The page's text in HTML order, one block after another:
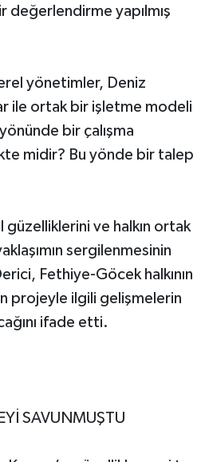
değerlendirme yapılmış
yönetimler, Deniz
ile ortak bir işletme modeli
bir çalışma
midir? Bu yönde bir talep
güzelliklerini ve halkın ortak
sergilenmesinin
Fethiye-Göcek halkının
projeyle ilgili gelişmelerin
ifade etti.
SAVUNMUŞTU